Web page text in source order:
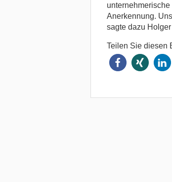
Anerkennung.
sagte dazu
Teilen Sie diesen